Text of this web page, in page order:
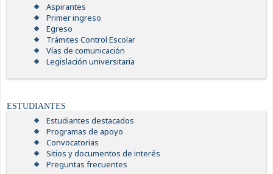
Aspirantes
Primer ingreso
Egreso
Trámites Control Escolar
Vías de comunicación
Legislación universitaria
ESTUDIANTES
Estudiantes destacados
Programas de apoyo
Convocatorias
Sitios y documentos de interés
Preguntas frecuentes